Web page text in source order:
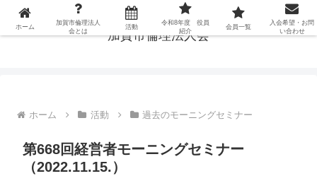
加賀市倫理法人会
ホーム 活動 過去のモーニングセミナー
第668回経営者モーニングセミナー
（2022.11.15.）
ホーム
加賀市倫理法人
会とは
活動
令和8年度 役員
紹介
会員一覧
入会希望・お問
い合わせ